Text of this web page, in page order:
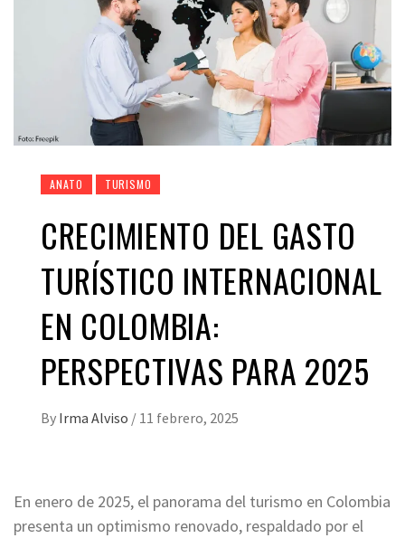
ANATO TURISMO
CRECIMIENTO DEL GASTO
TURÍSTICO INTERNACIONAL
EN COLOMBIA:
PERSPECTIVAS PARA 2025
By Irma Alviso / 11 febrero, 2025
En enero de 2025, el panorama del turismo en Colombia
presenta un optimismo renovado, respaldado por el